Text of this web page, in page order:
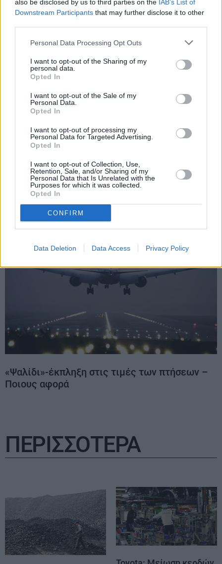
also be disclosed by us to third parties on the IAB’s List of
Downstream Participants that may further disclose it to other
Personal Data Processing Opt Outs
I want to opt-out of the Sharing of my
personal data.
Opted In
I want to opt-out of the Sale of my
Personal Data.
Opted In
I want to opt-out of processing my
Personal Data for Targeted Advertising.
Opted In
I want to opt-out of Collection, Use,
Retention, Sale, and/or Sharing of my
Personal Data that Is Unrelated with the
Purposes for which it was collected.
Opted In
CONFIRM
Data Deletion Data Access Privacy Policy
ενέργειας έως το 2030 – Το νέο 5ετές πλάνο
του Πεκίνου
«Ψαλίδι»-έκπληξη στις τιμές των πτήσεων –
Ποιους αφορά
ΠΕΡΙΣΣΟΤΕΡΑ